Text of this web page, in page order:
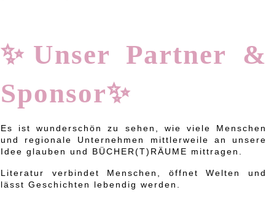
✨Unser Partner &
Sponsor✨
Es ist wunderschön zu sehen, wie viele Menschen
und regionale Unternehmen mittlerweile an unsere
Idee glauben und BÜCHER(T)RÄUME mittragen.
Literatur verbindet Menschen, öffnet Welten und
lässt Geschichten lebendig werden.